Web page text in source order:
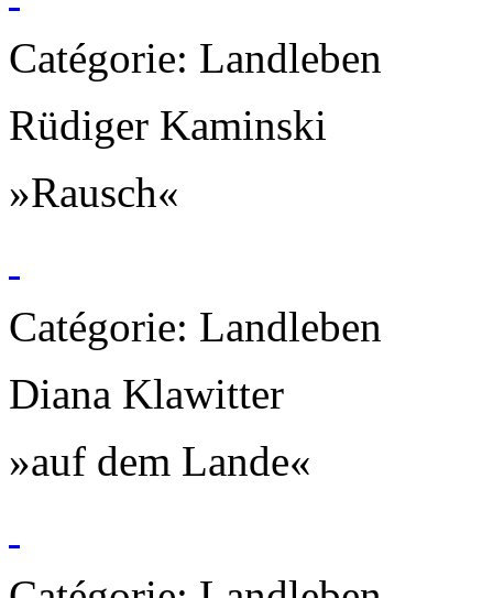
Catégorie: Landleben
Rüdiger Kaminski
»Rausch«
Catégorie: Landleben
Diana Klawitter
»auf dem Lande«